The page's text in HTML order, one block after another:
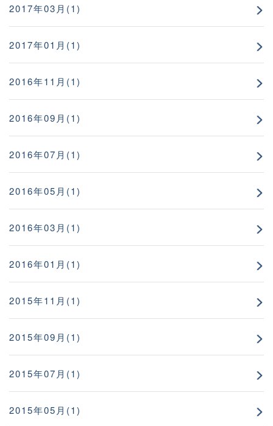
2017年03月(1)
2017年01月(1)
2016年11月(1)
2016年09月(1)
2016年07月(1)
2016年05月(1)
2016年03月(1)
2016年01月(1)
2015年11月(1)
2015年09月(1)
2015年07月(1)
2015年05月(1)